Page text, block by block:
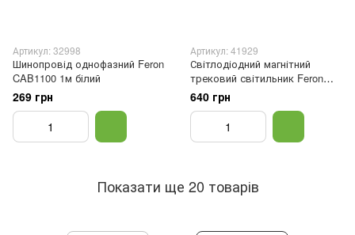
Артикул: 32998
Шинопровід однофазний Feron
CAB1100 1м білий
269 грн
Артикул: 41929
Світлодіодний магнітний
трековий світильник Feron
MGN300 12Вт 4000K чорний
640 грн
Показати ще 20 товарів